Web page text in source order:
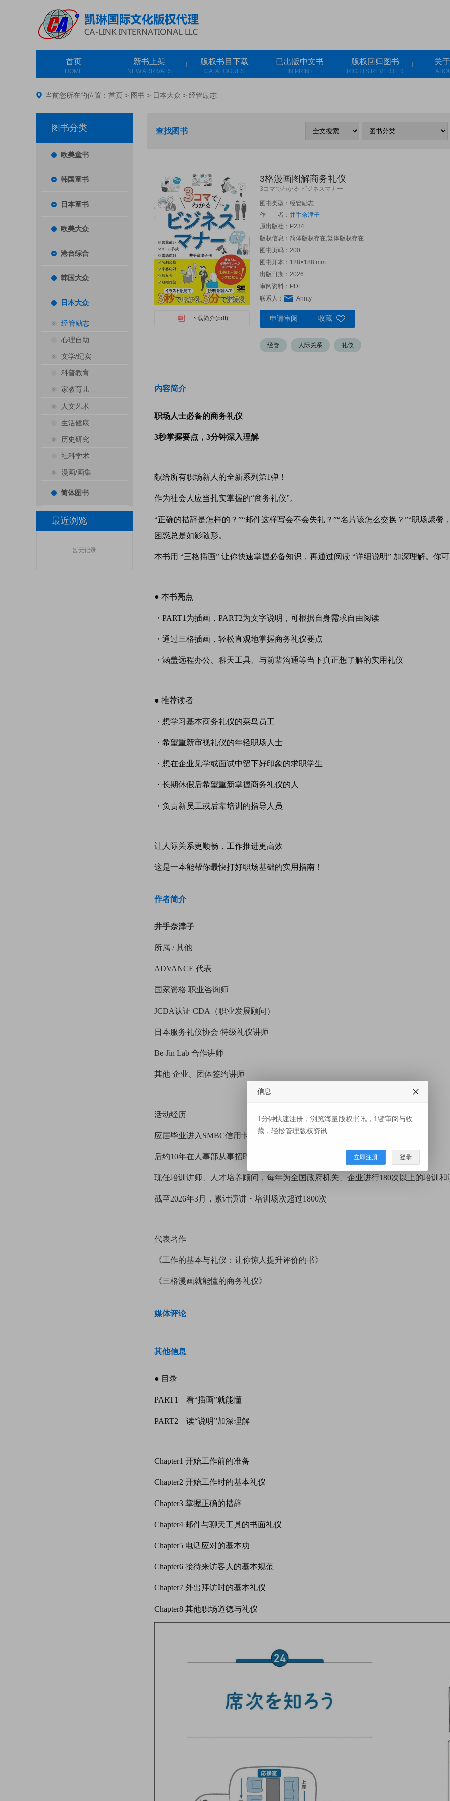
首页
HOME
新书上架
NEW ARRIVALS
版权书目下载
CATALOGUES
已出版中文书
IN PRINT
版权回归图书
RIGHTS REVERTED
关
当前您所在的位置： 首页 > 图书 > 日本大众 > 经管励志
图书分类
欧美童书
韩国童书
日本童书
欧美大众
港台综合
韩国大众
日本大众
经管励志
心理自助
文学/纪实
科普教育
家教育儿
人文艺术
生活健康
历史研究
社科学术
漫画/画集
简体图书
最近浏览
暂无记录
查找图书
下载简介(pdf)
3格漫画图解商务礼仪
3コマでわかる ビジネスマナー
图书类型：经管励志
作 者： 井手奈津子
原出版社： P234
版权信息：简体版权存在,繁体版权存在
图书页码：200
图书开本：128×188 mm
出版日期：2026
审阅资料：PDF
联系人：
Annty
申请审阅 收藏
经管 人际关系 礼仪
内容简介
职场人士必备的商务礼仪
3秒掌握要点，3分钟深入理解
献给所有职场新人的全新系列第1弹！
作为社会人应当扎实掌握的“商务礼仪”。
“正确的措辞是怎样的？”“邮件这样写会不会失礼？”“名片该怎么交换？”“职场聚
困惑总是如影随形。
本书用 “三格插画” 让你快速掌握必备知识，再通过阅读 “详细说明” 加深理解。你
● 本书亮点
・ PART1 为插画， PART2为文字说明，可根据自身需求自由阅读
・ 通过三格插画，轻松直观地掌握商务礼仪要点
・ 涵盖远程办公、聊天工具、与前辈沟通等当下真正想了解的实用礼仪
● 推荐读者
・ 想学习基本商务礼仪的菜鸟员工
・ 希望重新审视礼仪的年轻职场人士
・ 想在企业见学或面试中留下好印象的求职学生
・ 长期休假后希望重新掌握商务礼仪的人
・ 负责新员工或后辈培训的指导人员
让人际关系更顺畅，工作推进更高效——
这是一本能帮你最快打好职场基础的实用指南！
作者简介
井手奈津子
所属 / 其他
ADVANCE 代表
国家资格 职业咨询师
JCDA认证 CDA（职业发展顾问）
日本服务礼仪协会 特级礼仪讲师
Be-Jin Lab 合作讲师
其他 企业、团体签约讲师
活动经历
应届毕业进入SMBC信用卡公司
后约10年在人事部从事招聘、人才培养
现任培训讲师、人才培养顾问，每年为全国政府机关、企业进行180次以上的培训和
截至2026年3月，累计演讲・培训场次超过1800次
代表著作
《工作的基本与礼仪：让你惊人提升评价的书》
《三格漫画就能懂的商务礼仪》
媒体评论
其他信息
● 目录
PART1 看“插画”就能懂
PART2 读“说明”加深理解
Chapter1 开始工作前的准备
Chapter2 开始工作时的基本礼仪
Chapter3 掌握正确的措辞
Chapter4 邮件与聊天工具的书面礼仪
Chapter5 电话应对的基本功
Chapter6 接待来访客人的基本规范
Chapter7 外出拜访时的基本礼仪
Chapter8 其他职场道德与礼仪
信息
1分钟快速注册，浏览海量版权书讯，1键审阅与收
藏，轻松管理版权资讯
立即注册 登录